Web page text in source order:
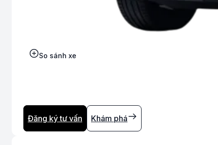
So sánh xe
Đăng ký tư vấn Khám phá